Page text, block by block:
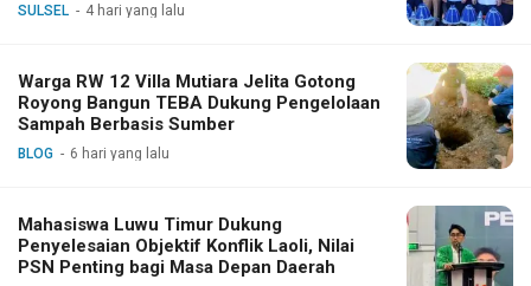
SULSEL 4 hari yang lalu
Warga RW 12 Villa Mutiara Jelita Gotong
Royong Bangun TEBA Dukung Pengelolaan
Sampah Berbasis Sumber
BLOG 6 hari yang lalu
Mahasiswa Luwu Timur Dukung
Penyelesaian Objektif Konflik Laoli, Nilai
PSN Penting bagi Masa Depan Daerah